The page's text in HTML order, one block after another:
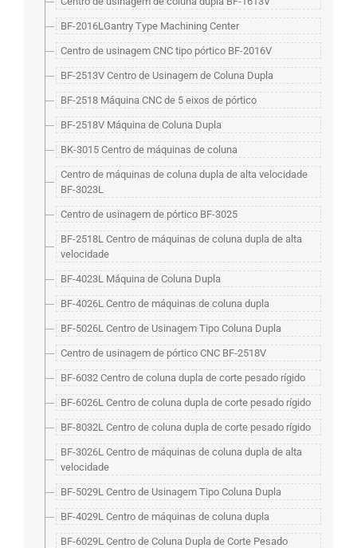
BF-2016LGantry Type Machining Center
Centro de usinagem CNC tipo pórtico BF-2016V
BF-2513V Centro de Usinagem de Coluna Dupla
BF-2518 Máquina CNC de 5 eixos de pórtico
BF-2518V Máquina de Coluna Dupla
BK-3015 Centro de máquinas de coluna
Centro de máquinas de coluna dupla de alta velocidade
BF-3023L
Centro de usinagem de pórtico BF-3025
BF-2518L Centro de máquinas de coluna dupla de alta
velocidade
BF-4023L Máquina de Coluna Dupla
BF-4026L Centro de máquinas de coluna dupla
BF-5026L Centro de Usinagem Tipo Coluna Dupla
Centro de usinagem de pórtico CNC BF-2518V
BF-6032 Centro de coluna dupla de corte pesado rígido
BF-6026L Centro de coluna dupla de corte pesado rígido
BF-8032L Centro de coluna dupla de corte pesado rígido
BF-3026L Centro de máquinas de coluna dupla de alta
velocidade
BF-5029L Centro de Usinagem Tipo Coluna Dupla
BF-4029L Centro de máquinas de coluna dupla
BF-6029L Centro de Coluna Dupla de Corte Pesado